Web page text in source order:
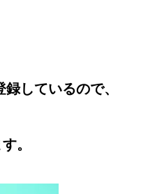
しているので、
。